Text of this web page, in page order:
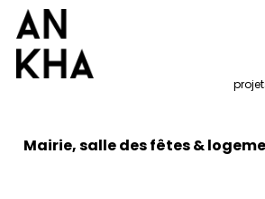
Mairie, salle des fêtes &